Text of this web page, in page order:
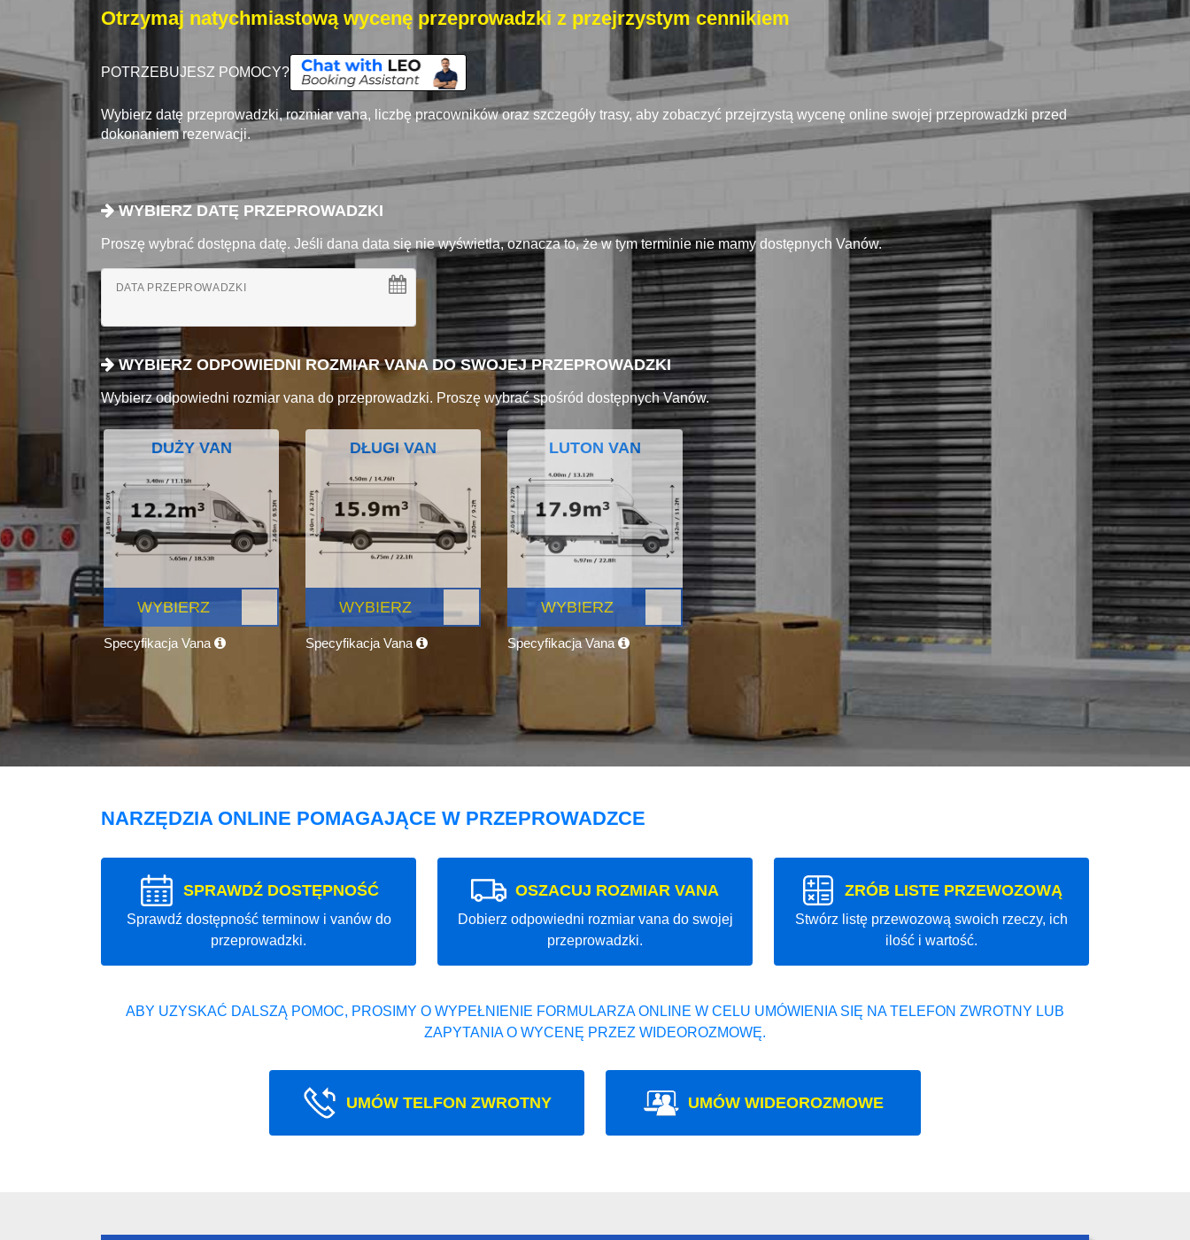
Otrzymaj natychmiastową wycenę przeprowadzki z przejrzystym cennikiem
POTRZEBUJESZ POMOCY?
Wybierz datę przeprowadzki, rozmiar vana, liczbę pracowników oraz szczegóły trasy, aby zobaczyć przejrzystą wycenę online swojej przeprowadzki przed
dokonaniem rezerwacji.
WYBIERZ DATĘ PRZEPROWADZKI
Proszę wybrać dostępna datę. Jeśli dana data się nie wyświetla, oznacza to, że w tym terminie nie mamy dostępnych Vanów.
DATA PRZEPROWADZKI
WYBIERZ ODPOWIEDNI ROZMIAR VANA DO SWOJEJ PRZEPROWADZKI
Wybierz odpowiedni rozmiar vana do przeprowadzki. Proszę wybrać spośród dostępnych Vanów.
DUŻY VAN
WYBIERZ
Specyfikacja Vana
DŁUGI VAN
WYBIERZ
Specyfikacja Vana
LUTON VAN
WYBIERZ
Specyfikacja Vana
NARZĘDZIA ONLINE POMAGAJĄCE W PRZEPROWADZCE
SPRAWDŹ DOSTĘPNOŚĆ
Sprawdź dostępność terminow i vanów do
przeprowadzki.
OSZACUJ ROZMIAR VANA
Dobierz odpowiedni rozmiar vana do swojej
przeprowadzki.
ZRÓB LISTE PRZEWOZOWĄ
Stwórz listę przewozową swoich rzeczy, ich
ilość i wartość.
ABY UZYSKAĆ DALSZĄ POMOC, PROSIMY O WYPEŁNIENIE FORMULARZA ONLINE W CELU UMÓWIENIA SIĘ NA TELEFON ZWROTNY LUB
ZAPYTANIA O WYCENĘ PRZEZ WIDEOROZMOWĘ.
UMÓW TELFON ZWROTNY UMÓW WIDEOROZMOWE